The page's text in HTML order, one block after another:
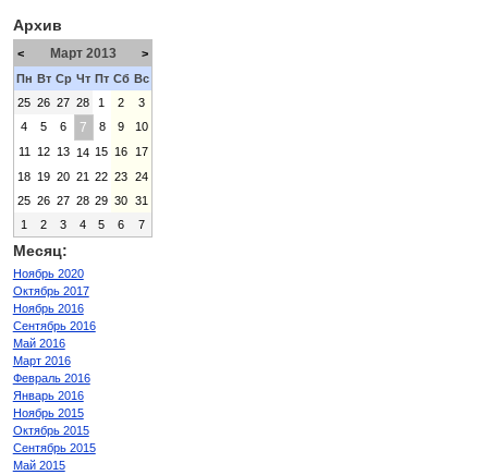
Архив
< Март 2013
>
Пн Вт Ср Чт Пт Сб Вс
25 26 27 28 1 2
3
4
5 6 7 8 9
10
11
12 13 14 15 16
17
18 19 20 21 22 23 24
25 26 27 28 29 30 31
1
2 3 4 5 6 7
Месяц:
Ноябрь 2020
Октябрь 2017
Ноябрь 2016
Сентябрь 2016
Май 2016
Март 2016
Февраль 2016
Январь 2016
Ноябрь 2015
Октябрь 2015
Сентябрь 2015
Май 2015